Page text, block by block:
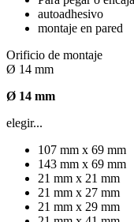
autoadhesivo
montaje en pared
Orificio de montaje
Ø 14 mm
Ø 14 mm
elegir...
107 mm x 69 mm
143 mm x 69 mm
21 mm x 21 mm
21 mm x 27 mm
21 mm x 29 mm